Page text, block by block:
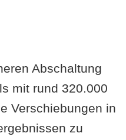
Abschaltung
mit rund 320.000
Verschiebungen in
zu